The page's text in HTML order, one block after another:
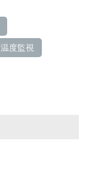
温度監視